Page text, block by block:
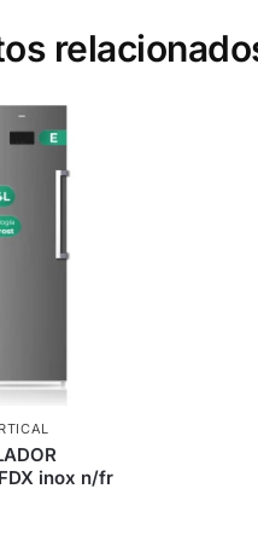
inox n/fr